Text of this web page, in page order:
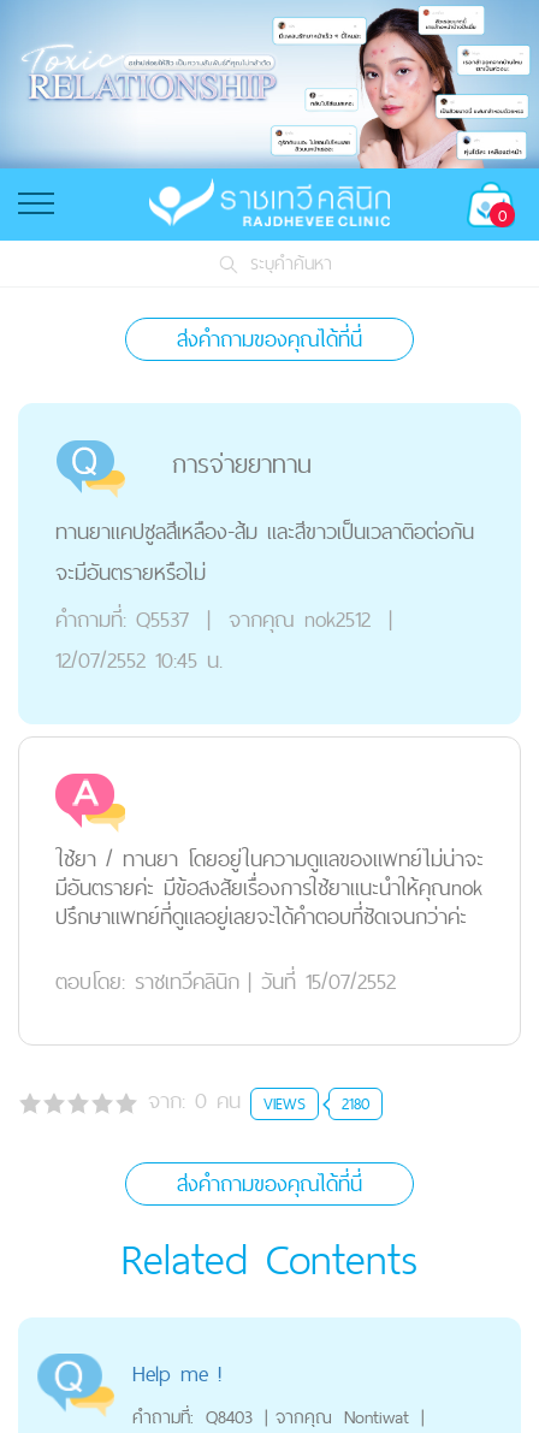
0
ระบุคำค้นหา
ส่งคำถามของคุณได้ที่นี่
การจ่ายยาทาน
ทานยาแคปซูลสีเหลือง-ส้ม และสีขาวเป็นเวลาติอต่อกัน
จะมีอันตรายหรือไม่
คำถามที่: Q5537 | จากคุณ nok2512 |
12/07/2552 10:45 น.
ใช้ยา / ทานยา โดยอยู่ในความดูแลของแพทย์ไม่น่าจะ
มีอันตรายค่ะ มีข้อสงสัยเรื่องการใช้ยาแนะนำให้คุณnok
ปรึกษาแพทย์ที่ดูแลอยู่เลยจะได้คำตอบที่ชัดเจนกว่าค่ะ
ตอบโดย: ราชเทวีคลินิก | วันที่ 15/07/2552
จาก: 0 คน VIEWS 2180
ส่งคำถามของคุณได้ที่นี่
Related Contents
Help me !
คำถามที่: Q8403 | จากคุณ Nontiwat |